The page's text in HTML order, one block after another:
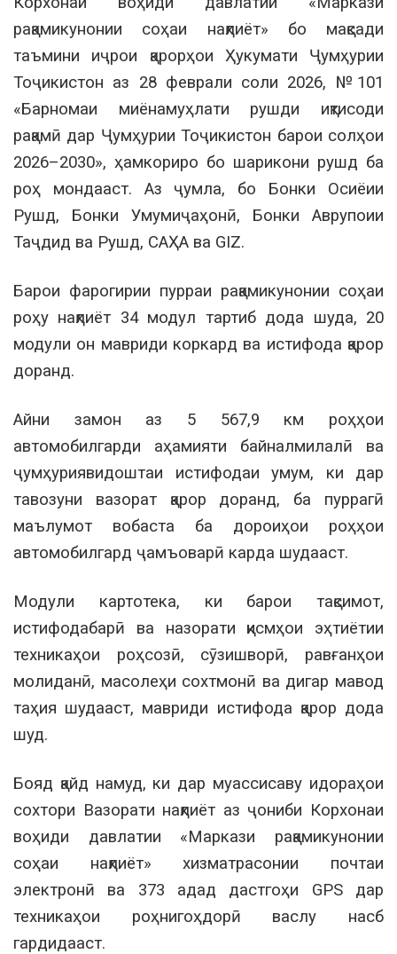
рақамикунонии соҳаи нақлиёт» бо мақсади
таъмини иҷрои қарорҳои Ҳукумати Ҷумҳурии
Тоҷикистон аз 28 феврали соли 2026, №101
«Барномаи миёнамуҳлати рушди иқтисоди
рақамӣ дар Ҷумҳурии Тоҷикистон барои солҳои
2026–2030», ҳамкориро бо шарикони рушд ба
роҳ мондааст. Аз ҷумла, бо Бонки Осиёии
Рушд, Бонки Умумиҷаҳонӣ, Бонки Аврупоии
Таҷдид ва Рушд, САҲА ва GIZ.
Барои фарогирии пурраи рақамикунонии соҳаи
роҳу нақлиёт 34 модул тартиб дода шуда, 20
модули он мавриди коркард ва истифода қарор
доранд.
Айни замон аз 5 567,9 км роҳҳои
автомобилгарди аҳамияти байналмилалӣ ва
ҷумҳуриявидоштаи истифодаи умум, ки дар
тавозуни вазорат қарор доранд, ба пуррагӣ
маълумот вобаста ба дороиҳои роҳҳои
автомобилгард ҷамъоварӣ карда шудааст.
Модули картотека, ки барои тақсимот,
истифодабарӣ ва назорати қисмҳои эҳтиётии
техникаҳои роҳсозӣ, сӯзишворӣ, равғанҳои
молиданӣ, масолеҳи сохтмонӣ ва дигар мавод
таҳия шудааст, мавриди истифода қарор дода
шуд.
Бояд қайд намуд, ки дар муассисаву идораҳои
сохтори Вазорати нақлиёт аз ҷониби Корхонаи
воҳиди давлатии «Маркази рақамикунонии
соҳаи нақлиёт» хизматрасонии почтаи
электронӣ ва 373 адад дастгоҳи GPS дар
техникаҳои роҳнигоҳдорӣ васлу насб
гардидааст.